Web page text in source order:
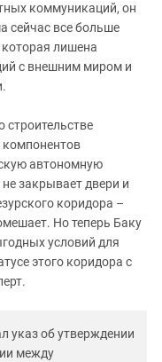
коммуникаций, он
сейчас все больше
лишена
с внешним миром и
строительстве
автономную
закрывает двери и
коридора –
Но теперь Баку
условий для
этого коридора с
указ об утверждении
между